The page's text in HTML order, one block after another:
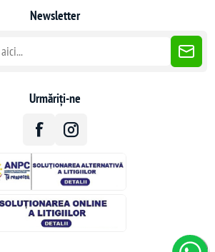
Newsletter
Urmăriți-ne